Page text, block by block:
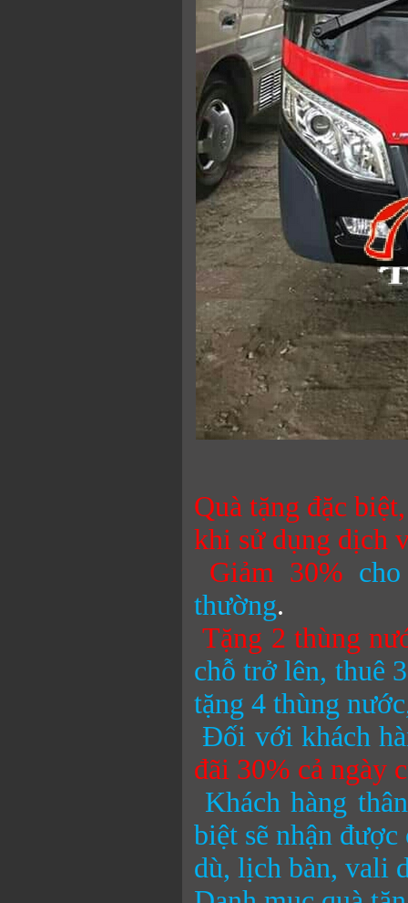
Quà tặng đặc
khi sử dụng dịch
Giảm 30%
thường.
Tặng 2 thùng
chỗ trở lên, thuê
tặng 4 thùng
Đối với khách
đãi 30% cả ngày
Khách hàng
biệt sẽ nhận
dù, lịch bàn, vali